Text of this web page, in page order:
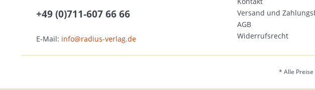
+49 (0)711-607 66 66
E-Mail: info@radius-verlag.de
Versand und
AGB
Widerrufsrecht
* Alle